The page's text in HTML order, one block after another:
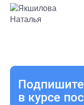
в курсе